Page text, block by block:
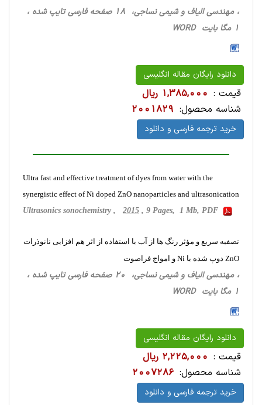
، مهندسی الیاف و شیمی نساجی، 18 صفحه فارسی تایپ شده ،
1 مگا بایت WORD
دانلود رایگان مقاله انگلیسی
قیمت : 1,385,000 ریال
شناسه محصول: 2001829
خرید ترجمه فارسی و دانلود
Ultra fast and effective treatment of dyes from water with the
synergistic effect of Ni doped ZnO nanoparticles and ultrasonication
Ultrasonics sonochemistry , 2015 , 9 Pages, 1 Mb, PDF
تصفیه سریع و مؤثر رنگ ها از آب با استفاده از اثر هم افزایی نانوذرات
ZnO دوپ شده با Ni و امواج فراصوت
، مهندسی الیاف و شیمی نساجی، 20 صفحه فارسی تایپ شده ،
1 مگا بایت WORD
دانلود رایگان مقاله انگلیسی
قیمت : 2,225,000 ریال
شناسه محصول: 2007286
خرید ترجمه فارسی و دانلود